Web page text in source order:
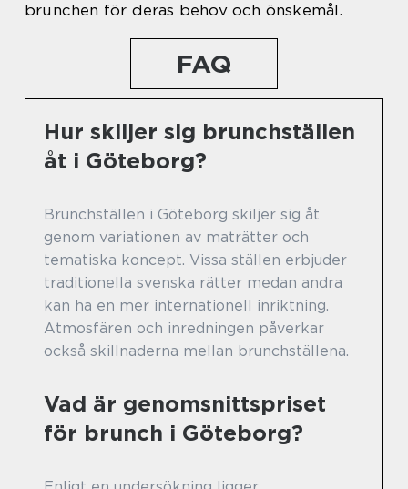
brunchen för deras behov och önskemål.
FAQ
Hur skiljer sig brunchställen
åt i Göteborg?
Brunchställen i Göteborg skiljer sig åt
genom variationen av maträtter och
tematiska koncept. Vissa ställen erbjuder
traditionella svenska rätter medan andra
kan ha en mer internationell inriktning.
Atmosfären och inredningen påverkar
också skillnaderna mellan brunchställena.
Vad är genomsnittspriset
för brunch i Göteborg?